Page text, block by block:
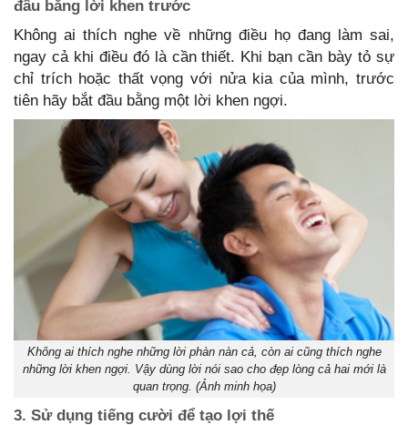
đầu bằng lời khen trước
Không ai thích nghe về những điều họ đang làm sai,
ngay cả khi điều đó là cần thiết. Khi bạn cần bày tỏ sự
chỉ trích hoặc thất vọng với nửa kia của mình, trước
tiên hãy bắt đầu bằng một lời khen ngợi.
Không ai thích nghe những lời phàn nàn cả, còn ai cũng thích nghe
những lời khen ngợi. Vậy dùng lời nói sao cho đẹp lòng cả hai mới là
quan trọng. (Ảnh minh họa)
3. Sử dụng tiếng cười để tạo lợi thế